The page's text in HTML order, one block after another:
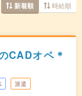
新着順 時給順
CADオペ＊
派遣